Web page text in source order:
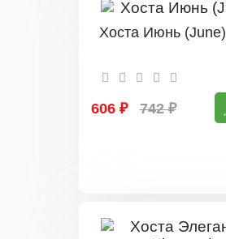
Хоста Июнь (June)
606 ₽ 742 ₽